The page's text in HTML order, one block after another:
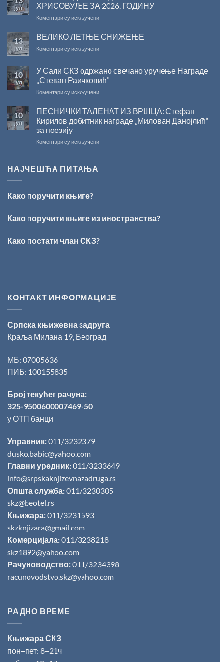
резултата
конкурса
Министарства
за
капиталних
на
српском
језику
јул
ХРИСОВУЉЕ ЗА 2026. ГОДИНУ
Коментари су искљученина
РАДОЈЧИЋ
ДОБИТНИК
ЖИЧКЕ
2026.
ГОДИНУ
13
јул
ВЕЛИКО ЛЕТЊЕ СНИЖЕЊЕ
Коментари су искљученина
СНИЖЕЊЕ
10
јул
У Сали СКЗ одржано свечано уручење Награде
„Стеван Раичковић”
Коментари су искљученина
Сали
СКЗ
одржано
уручење
10
јул
ПЕСНИЧКИ ТАЛЕНАТ ИЗ ВРШЦА: Стефан
Кирилов добитник награде „Милован Данојлић“
за поезију
Коментари су искљученина
„Милован
поезију
НАЈЧЕШЋА ПИТАЊА
Како поручити књиге?
Како поручити књиге из иностранства?
Како постати члан СКЗ?
КОНТАКТ ИНФОРМАЦИЈЕ
Српска књижевна задруга
Краља Милана 19, Београд
МБ: 07005636
ПИБ: 100155835
Број текућег рачуна:
325-9500600007469-50
у ОТП банци
Управник:011/3232379
dusko.babic@yahoo.com
Главни уредник:011/3233649
info@srpskaknjizevnazadruga.rs
Општа служба:011/3230305
skz@beotel.rs
Књижара:011/3231593
skzknjizara@gmail.com
Комерцијала:011/3238218
skz1892@yahoo.com
Рачуноводство:011/3234398
racunovodstvo.skz@yahoo.com
РАДНО ВРЕМЕ
Књижара СКЗ
пон‒пет: 8‒21ч